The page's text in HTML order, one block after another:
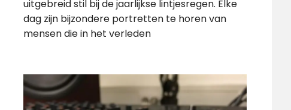
uitgebreid stil bij de jaarlijkse lintjesregen. Elke
dag zijn bijzondere portretten te horen van
mensen die in het verleden